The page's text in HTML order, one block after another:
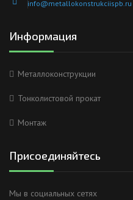
info@metallokonstrukciispb.ru
Информация
Металлоконструкции
Тонколистовой прокат
Монтаж
Присоединяйтесь
Мы в социальных сетях